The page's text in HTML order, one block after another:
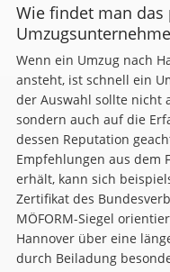
Wie findet man das
Wenn ein Umzug nach
ansteht, ist schnell ein
der Auswahl sollte nicht
sondern auch auf die
dessen Reputation
Empfehlungen aus dem
erhält, kann sich
Zertifikat des
MÖFORM-Siegel
Hannover über eine
durch Beiladung